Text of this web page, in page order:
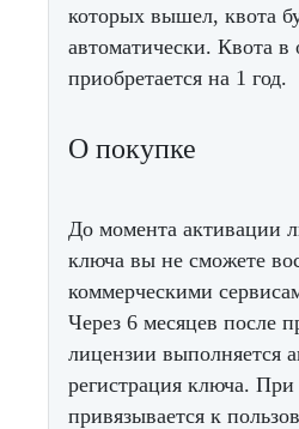
которых вышел, квота
автоматически. Квота в
приобретается на 1 год.
О покупке
До момента активации
ключа вы не сможете
коммерческими
Через 6 месяцев после
лицензии выполняется
регистрация ключа.
привязывается к